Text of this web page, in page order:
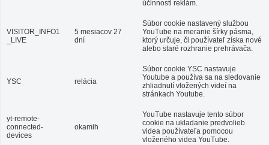
účinnosti reklám.
VISITOR_INFO1
_LIVE
5 mesiacov 27
dní
Súbor cookie nastavený službou
YouTube na meranie šírky pásma,
ktorý určuje, či používateľ získa nové
alebo staré rozhranie prehrávača.
YSC relácia
Súbor cookie YSC nastavuje
Youtube a používa sa na sledovanie
zhliadnutí vložených videí na
stránkach Youtube.
yt-remote-
connected-
devices
okamih
YouTube nastavuje tento súbor
cookie na ukladanie predvolieb
videa používateľa pomocou
vloženého videa YouTube.